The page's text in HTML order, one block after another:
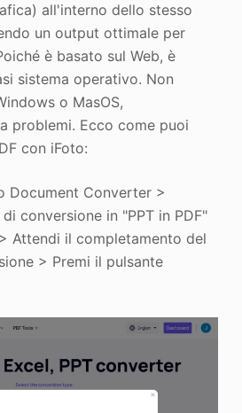
all'interno dello stesso
un output ottimale per
è basato sul Web, è
sistema operativo. Non
o MasOS,
problemi. Ecco come puoi
con iFoto:
Document Converter >
conversione in "PPT in PDF"
Attendi il completamento del
> Premi il pulsante